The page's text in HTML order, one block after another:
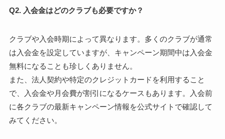
Q2. 入会金はどのクラブも必要ですか？
クラブや入会時期によって異なります。多くのクラブが通常
は入会金を設定していますが、キャンペーン期間中は入会金
無料になることも珍しくありません。
また、法人契約や特定のクレジットカードを利用すること
で、入会金や月会費が割引になるケースもあります。入会前
に各クラブの最新キャンペーン情報を公式サイトで確認して
みてください。